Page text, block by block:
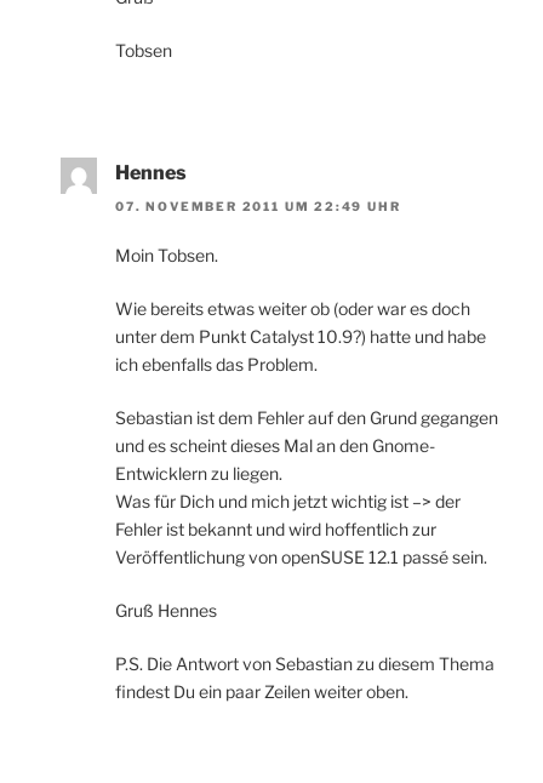
Tobsen
Hennes
07. NOVEMBER 2011 UM 22:49 UHR
Moin Tobsen.
Wie bereits etwas weiter ob (oder war es doch
unter dem Punkt Catalyst 10.9?) hatte und habe
ich ebenfalls das Problem.
Sebastian ist dem Fehler auf den Grund gegangen
und es scheint dieses Mal an den Gnome-
Entwicklern zu liegen.
Was für Dich und mich jetzt wichtig ist –> der
Fehler ist bekannt und wird hoffentlich zur
Veröffentlichung von openSUSE 12.1 passé sein.
Gruß Hennes
P.S. Die Antwort von Sebastian zu diesem Thema
findest Du ein paar Zeilen weiter oben.